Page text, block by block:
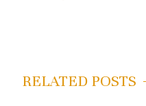
а
RELATED POSTS